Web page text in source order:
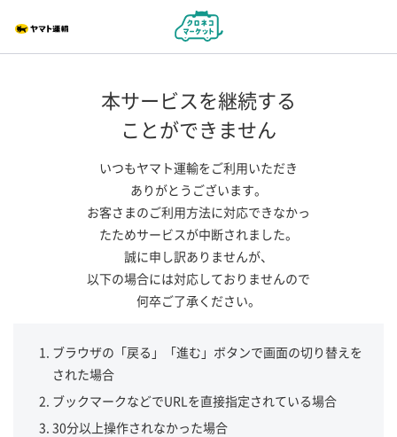
本サービスを継続する
ことができません
いつもヤマト運輸をご利用いただき
ありがとうございます。
お客さまのご利用方法に対応できなかっ
たためサービスが中断されました。
誠に申し訳ありませんが、
以下の場合には対応しておりませんので
何卒ご了承ください。
ブラウザの「戻る」「進む」ボタンで画面の切り替えを
された場合
ブックマークなどでURLを直接指定されている場合
30分以上操作されなかった場合